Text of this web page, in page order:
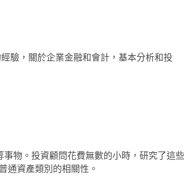
驗，關於企業金融和會計，基本分析和投
物。投資顧問花費無數的小時，研究了這些
通資產類別的相關性。